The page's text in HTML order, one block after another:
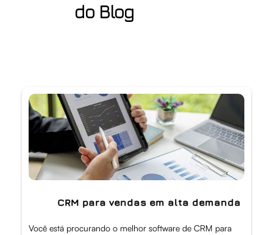
do Blog
CRM para vendas em alta demanda
Você está procurando o melhor software de CRM para